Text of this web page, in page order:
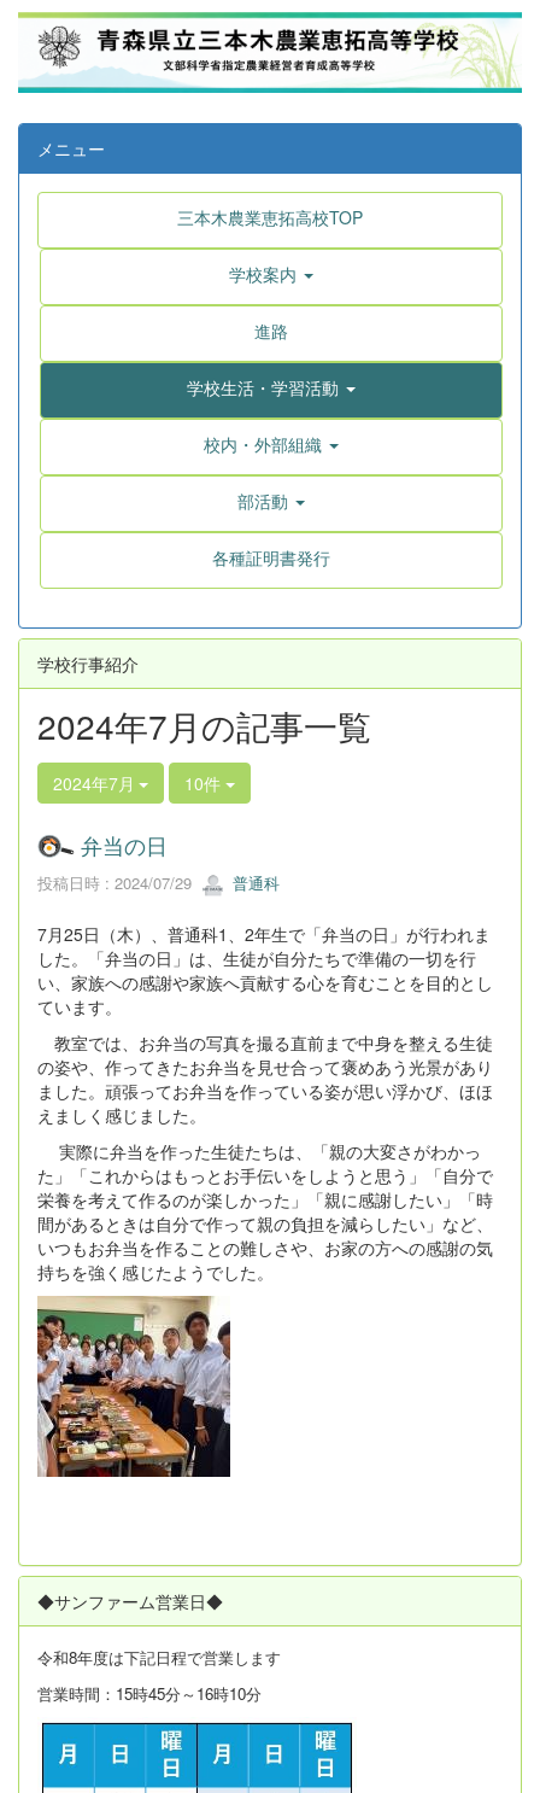
メニュー
三本木農業恵拓高校TOP
学校案内
進路
学校生活・学習活動
校内・外部組織
部活動
各種証明書発行
学校行事紹介
2024年7月の記事一覧
2024年7月 10件
弁当の日
投稿日時 : 2024/07/29 普通科
7月25日（木）、普通科1、2年生で「弁当の日」が行われま
した。「弁当の日」は、生徒が自分たちで準備の一切を行
い、家族への感謝や家族へ貢献する心を育むことを目的とし
ています。
教室では、お弁当の写真を撮る直前まで中身を整える生徒
の姿や、作ってきたお弁当を見せ合って褒めあう光景があり
ました。頑張ってお弁当を作っている姿が思い浮かび、ほほ
えましく感じました。
実際に弁当を作った生徒たちは、「親の大変さがわかっ
た」「これからはもっとお手伝いをしようと思う」「自分で
栄養を考えて作るのが楽しかった」「親に感謝したい」「時
間があるときは自分で作って親の負担を減らしたい」など、
いつもお弁当を作ることの難しさや、お家の方への感謝の気
持ちを強く感じたようでした。
◆サンファーム営業日◆
令和8年度は下記日程で営業します
営業時間：15時45分～16時10分